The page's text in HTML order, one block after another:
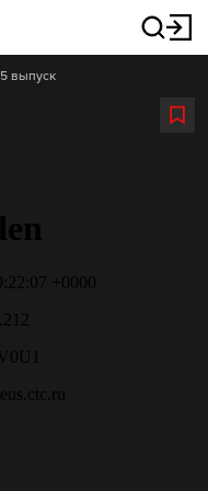
5 выпуск